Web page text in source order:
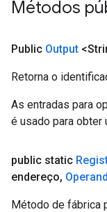
Métodos
Public Output
Retorna o
As entradas para
é usado para obter
public static
endereço,
Método de fábrica